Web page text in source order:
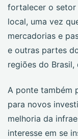
fortalecer o setor
local, uma vez
mercadorias e
e outras partes
regiões do
A ponte também
para novos
melhoria da
interesse em se